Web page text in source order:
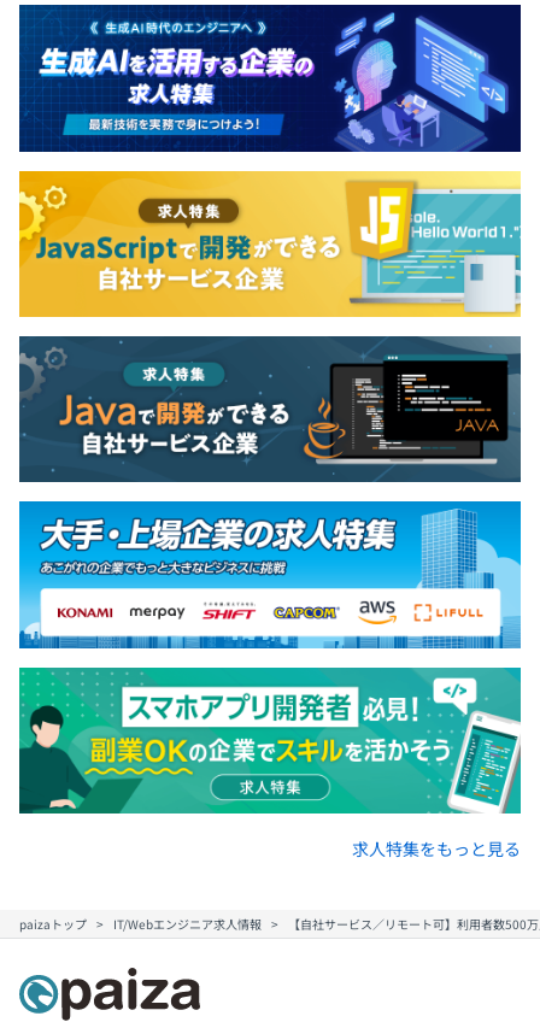
各自がそれぞれのプロジェクトやタスクを担当しますが、
状況に応じて他のメンバーが一部を担当します。
プロセス毎に他のメンバーがレビューを行い、チーム全体
で責任を担保します。
求人特集をもっと見る
paizaトップ IT/Webエンジニア求人情報 【自社サービス／リモート可】利用者数